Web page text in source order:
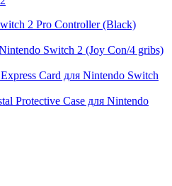
2 Pro Controller (Black)
Switch 2 (Joy Con/4 gribs)
Card для Nintendo Switch
Protective Case для Nintendo